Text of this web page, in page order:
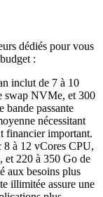
dédiés pour vous
:
inclut de 7 à 10
swap NVMe, et 300
passante
nécessitant
financier important.
8 à 12 vCores CPU,
220 à 350 Go de
aux besoins plus
illimitée assure une